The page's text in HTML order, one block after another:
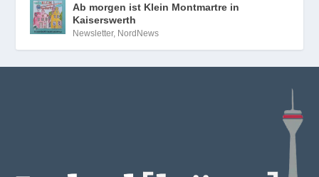
Ab morgen ist Klein Montmartre in
Kaiserswerth
Newsletter, NordNews